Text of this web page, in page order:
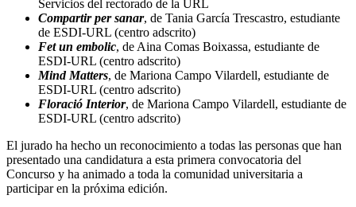
Servicios del rectorado de la URL
Compartir per sanar, de Tania García Trescastro, estudiante
de ESDI-URL (centro adscrito)
Fet un embolic, de Aina Comas Boixassa, estudiante de
ESDI-URL (centro adscrito)
Mind Matters, de Mariona Campo Vilardell, estudiante de
ESDI-URL (centro adscrito)
Floració Interior, de Mariona Campo Vilardell, estudiante de
ESDI-URL (centro adscrito)
El jurado ha hecho un reconocimiento a todas las personas que han
presentado una candidatura a esta primera convocatoria del
Concurso y ha animado a toda la comunidad universitaria a
participar en la próxima edición.